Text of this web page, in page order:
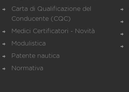
Carta di Qualificazione del
Conducente (CQC)
Medici Certificatori - Novità
Modulistica
Patente nautica
Normativa